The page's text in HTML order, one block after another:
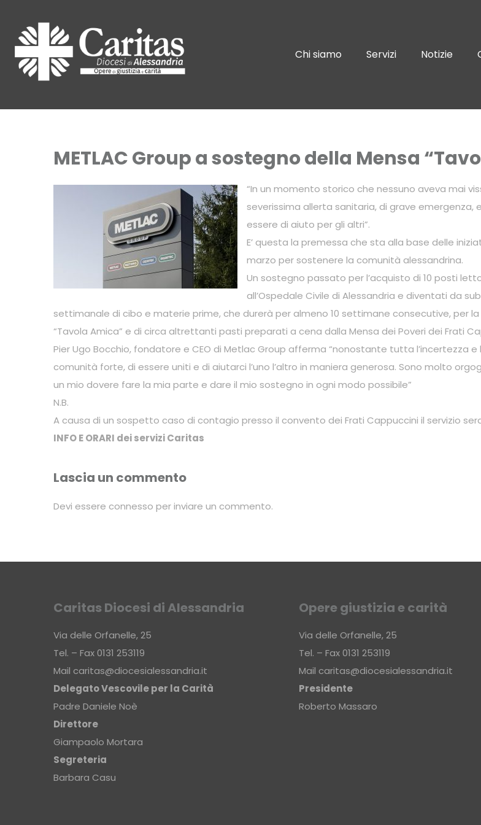
Chi siamo Servizi Notizie
METLAC Group a sostegno della Mensa
“In un momento storico che nessuno aveva mai
severissima allerta sanitaria, di grave
essere di aiuto per gli altri”.
E’ questa la premessa che sta alla base delle
marzo per sostenere la comunità alessandrina.
Un sostegno passato per l’acquisto di 10 posti
all’Ospedale Civile di Alessandria e diventati da
settimanale di cibo e materie prime, che durerà per almeno 10 settimane consecutive, per
“Tavola Amica” e di circa altrettanti pasti preparati a cena dalla Mensa dei Poveri dei Frati
Pier Ugo Bocchio, fondatore e CEO di Metlac Group afferma “nonostante tutta
comunità forte, di essere uniti e di aiutarci l’uno l’altro in maniera generosa. Sono molto
un mio dovere fare la mia parte e dare il mio sostegno in ogni modo possibile”
N.B.
A causa di un sospetto caso di contagio presso il convento dei Frati Cappuccini il servizio
INFO E ORARI dei servizi Caritas
Lascia un commento
Devi essere connesso per inviare un commento.
Caritas Diocesi di Alessandria
Via delle Orfanelle, 25
Tel. – Fax 0131 253119
Mail caritas@diocesialessandria.it
Delegato Vescovile per la Carità
Padre Daniele Noè
Direttore
Giampaolo Mortara
Segreteria
Barbara Casu
Opere giustizia e carità
Via delle Orfanelle, 25
Tel. – Fax 0131 253119
Mail caritas@diocesialessandria.it
Presidente
Roberto Massaro